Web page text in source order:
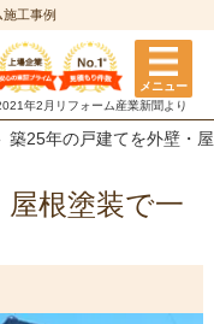
工事例
メニュー
年2月リフォーム産業新聞より
築25年の戸建てを外壁・
根塗装で一